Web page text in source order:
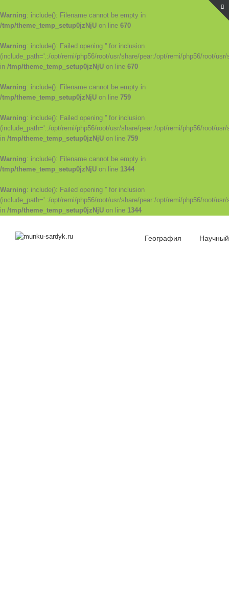
Warning: include(): Filename cannot be empty in
/tmp/theme_temp_setup0jzNjU on line 670
Warning: include(): Failed opening '' for inclusion
(include_path='.:/opt/remi/php56/root/usr/share/pear:/opt/remi/php56/root/
in /tmp/theme_temp_setup0jzNjU on line 670
Warning: include(): Filename cannot be empty in
/tmp/theme_temp_setup0jzNjU on line 759
Warning: include(): Failed opening '' for inclusion
(include_path='.:/opt/remi/php56/root/usr/share/pear:/opt/remi/php56/root/
in /tmp/theme_temp_setup0jzNjU on line 759
Warning: include(): Filename cannot be empty in
/tmp/theme_temp_setup0jzNjU on line 1344
Warning: include(): Failed opening '' for inclusion
(include_path='.:/opt/remi/php56/root/usr/share/pear:/opt/remi/php56/root/
in /tmp/theme_temp_setup0jzNjU on line 1344
География